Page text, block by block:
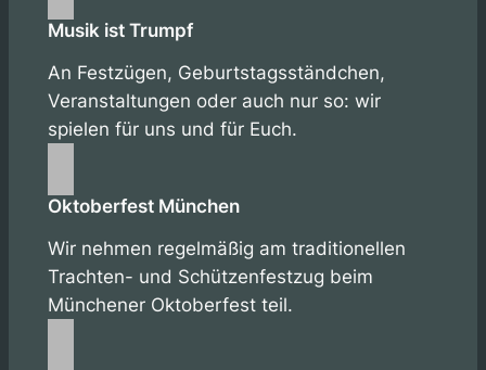
Musik ist Trumpf
An Festzügen, Geburtstagsständchen,
Veranstaltungen oder auch nur so: wir
spielen für uns und für Euch.
Oktoberfest München
Wir nehmen regelmäßig am traditionellen
Trachten- und Schützenfestzug beim
Münchener Oktoberfest teil.